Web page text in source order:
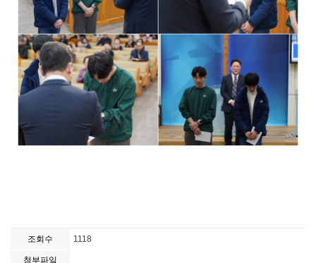
조회수 1118
첨부파일